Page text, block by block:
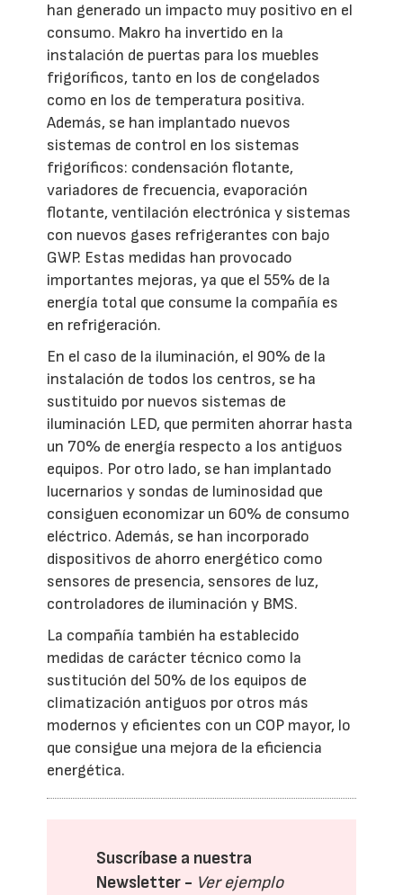
han generado un impacto muy positivo en el
consumo. Makro ha invertido en la
instalación de puertas para los muebles
frigoríficos, tanto en los de congelados
como en los de temperatura positiva.
Además, se han implantado nuevos
sistemas de control en los sistemas
frigoríficos: condensación flotante,
variadores de frecuencia, evaporación
flotante, ventilación electrónica y sistemas
con nuevos gases refrigerantes con bajo
GWP. Estas medidas han provocado
importantes mejoras, ya que el 55% de la
energía total que consume la compañía es
en refrigeración.
En el caso de la iluminación, el 90% de la
instalación de todos los centros, se ha
sustituido por nuevos sistemas de
iluminación LED, que permiten ahorrar hasta
un 70% de energía respecto a los antiguos
equipos. Por otro lado, se han implantado
lucernarios y sondas de luminosidad que
consiguen economizar un 60% de consumo
eléctrico. Además, se han incorporado
dispositivos de ahorro energético como
sensores de presencia, sensores de luz,
controladores de iluminación y BMS.
La compañía también ha establecido
medidas de carácter técnico como la
sustitución del 50% de los equipos de
climatización antiguos por otros más
modernos y eficientes con un COP mayor, lo
que consigue una mejora de la eficiencia
energética.
Suscríbase a nuestra
Newsletter - Ver ejemplo